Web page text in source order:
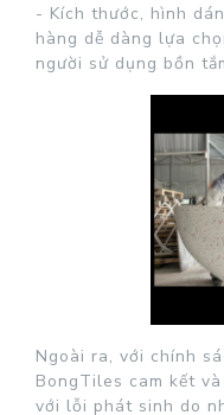
- Kích thước, hình
hàng dễ dàng lựa
người sử dụng bồn
Ngoài ra, với chính
BongTiles cam kết
với lỗi phát sinh do